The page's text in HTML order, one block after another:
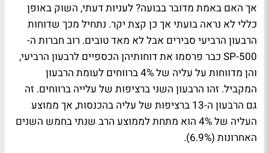
אך האם באמת מדובר בבועה? לעניות דעתי, השוק באופן
כללי לא נראה בועתי אך כן קצת יקר. נתחיל מכך שדוחות
הרבעון הרביעי סבירים אבל לא מאד טובים. רוב חברות ה-
SP-500 כבר פרסמו את דוחותיהן הכספיים לרבעון הרביעי,
והן מדווחות על עליה של 4% ברווחים לעומת הרבעון
המקביל. זהו הרבעון השני ברציפות של עלייה ברווחים. זה
גם הרבעון ה-13 ברציפות של עליה בהכנסות, אך ממוצע
העליה של 4% הוא מתחת לממוצע הרב שנתי בחמש השנים
האחרונות (6.9%).